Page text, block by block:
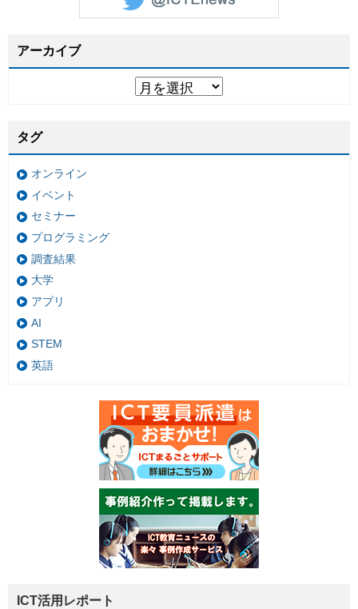
アーカイブ
タグ
オンライン
イベント
セミナー
プログラミング
調査結果
大学
アプリ
AI
STEM
英語
ICT活用レポート